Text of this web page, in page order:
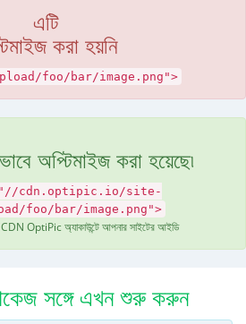
এটি
করা হয়নি
foo/bar/image.png">
অপ্টিমাইজ করা হয়েছে৷
cdn.optipic.io/site-
foo/bar/image.png">
OptiPic অ্যাকাউন্টে আপনার সাইটের আইডি
সঙ্গে এখন শুরু করুন